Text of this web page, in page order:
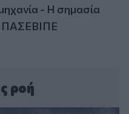
- Η σημασία
ΠΑΣΕΒΙΠΕ
ροή